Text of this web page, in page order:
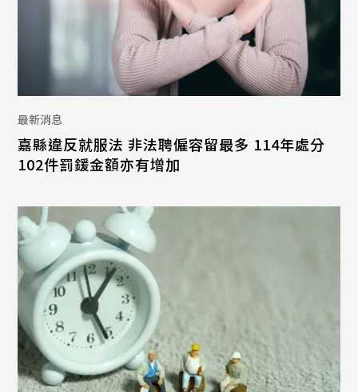
最新消息
嘉縣違反就服法 非法聘僱容留最多 114年處分
102件罰鍰金額亦有增加